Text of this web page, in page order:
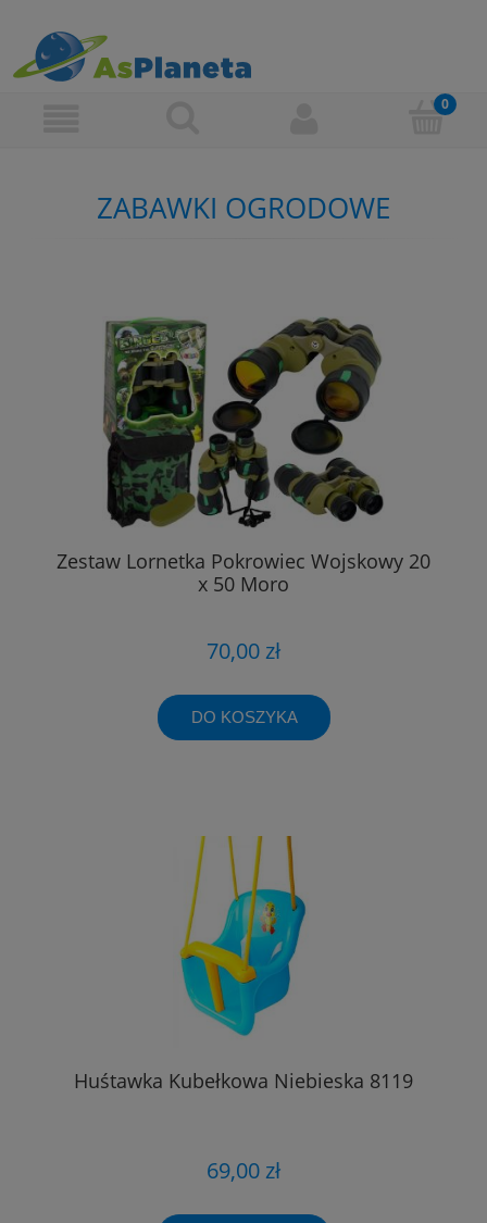
ZABAWKI OGRODOWE
Zestaw Lornetka Pokrowiec Wojskowy 20
x 50 Moro
70,00 zł
DO KOSZYKA
Huśtawka Kubełkowa Niebieska 8119
69,00 zł